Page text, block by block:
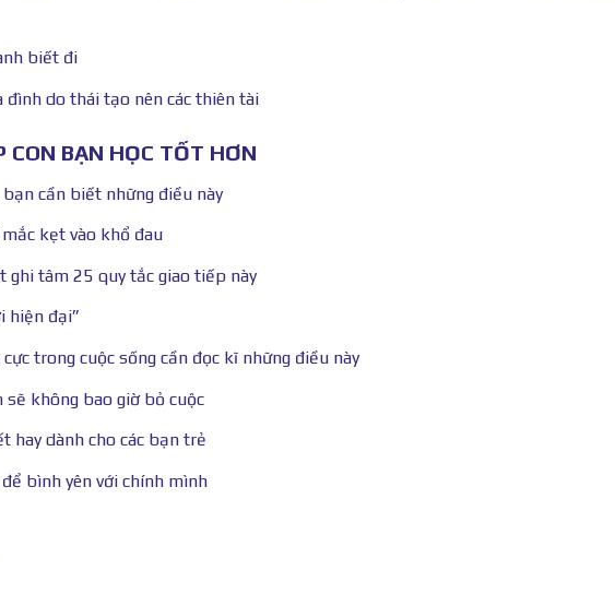
biết đi
do thái tạo nên các thiên tài
CON BẠN HỌC TỐT HƠN
cần biết những điều này
kẹt vào khổ đau
ghi tâm 25 quy tắc giao tiếp này
hiện đại”
trong cuộc sống cần đọc kĩ những điều này
không bao giờ bỏ cuộc
hay dành cho các bạn trẻ
bình yên với chính mình